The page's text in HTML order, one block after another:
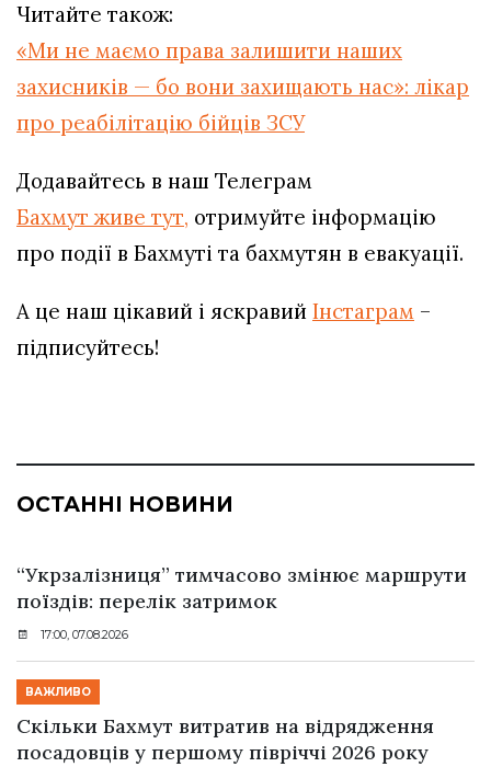
Читайте також:
«Ми не маємо права залишити наших
захисників — бо вони захищають нас»: лікар
про реабілітацію бійців ЗСУ
Додавайтесь в наш Телеграм
Бахмут живе тут, отримуйте інформацію
про події в Бахмуті та бахмутян в евакуації.
А це наш цікавий і яскравий Інстаграм –
підписуйтесь!
ОСТАННІ НОВИНИ
“Укрзалізниця” тимчасово змінює маршрути
поїздів: перелік затримок
17:00, 07.08.2026
ВАЖЛИВО
Скільки Бахмут витратив на відрядження
посадовців у першому півріччі 2026 року